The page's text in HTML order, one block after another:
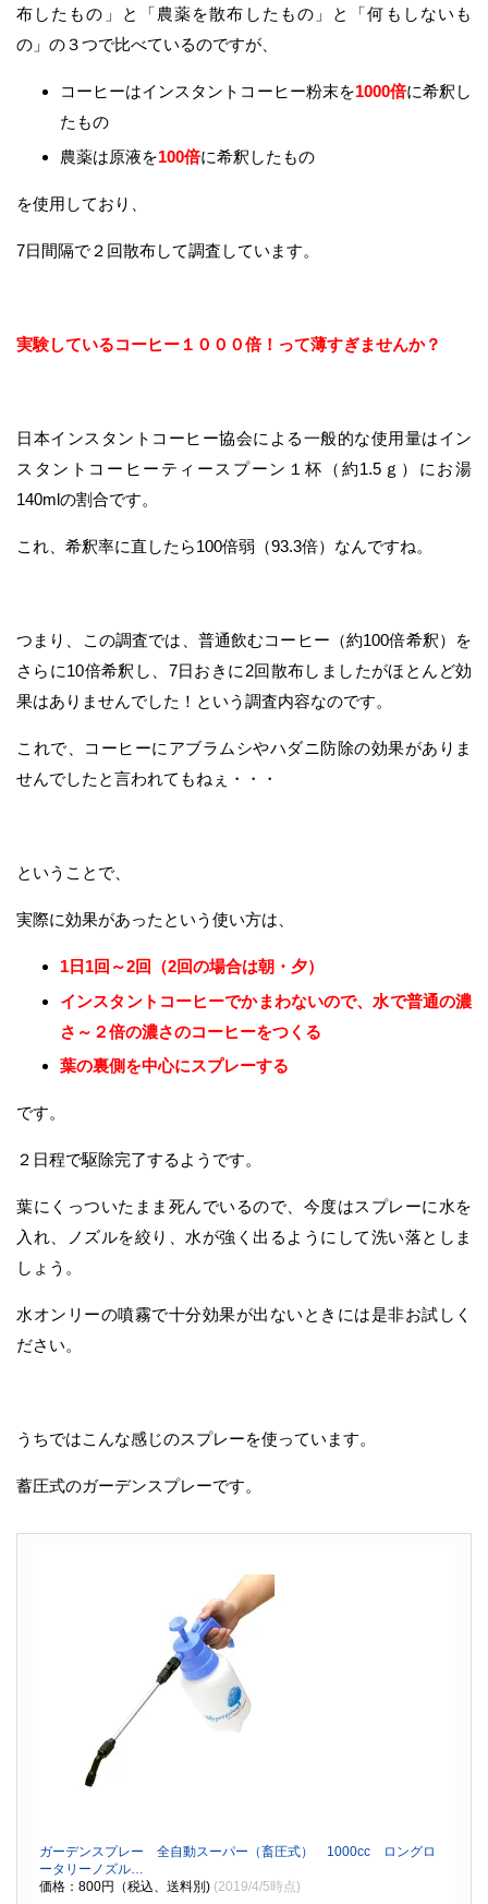
布したもの」と「農薬を散布したもの」と「何もしないも
の」の３つで比べているのですが、
コーヒーはインスタントコーヒー粉末を1000倍に希釈し
たもの
農薬は原液を100倍に希釈したもの
を使用しており、
7日間隔で２回散布して調査しています。
実験しているコーヒー１０００倍！って薄すぎませんか？
日本インスタントコーヒー協会による一般的な使用量はイン
スタントコーヒーティースプーン１杯（約1.5ｇ）にお湯
140mlの割合です。
これ、希釈率に直したら100倍弱（93.3倍）なんですね。
つまり、この調査では、普通飲むコーヒー（約100倍希釈）を
さらに10倍希釈し、7日おきに2回散布しましたがほとんど効
果はありませんでした！という調査内容なのです。
これで、コーヒーにアブラムシやハダニ防除の効果がありま
せんでしたと言われてもねぇ・・・
ということで、
実際に効果があったという使い方は、
1日1回～2回（2回の場合は朝・夕）
インスタントコーヒーでかまわないので、水で普通の濃
さ～２倍の濃さのコーヒーをつくる
葉の裏側を中心にスプレーする
です。
２日程で駆除完了するようです。
葉にくっついたまま死んでいるので、今度はスプレーに水を
入れ、ノズルを絞り、水が強く出るようにして洗い落としま
しょう。
水オンリーの噴霧で十分効果が出ないときには是非お試しく
ださい。
うちではこんな感じのスプレーを使っています。
蓄圧式のガーデンスプレーです。
ガーデンスプレー 全自動スーパー（畜圧式） 1000cc ロングロ
ータリーノズル…
価格：800円（税込、送料別) (2019/4/5時点)